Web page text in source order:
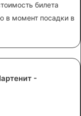
билета
в момент посадки в
-